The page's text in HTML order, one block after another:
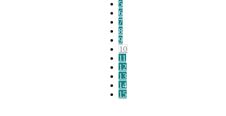
5
6
7
8
9
10
11
12
13
14
15